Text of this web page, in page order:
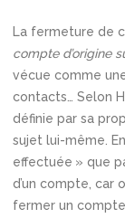
La fermeture de
compte d’origine
vécue comme
contacts… Selon
définie par sa
sujet lui-même.
effectuée » que
d’un compte, car
fermer un